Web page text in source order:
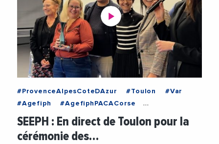
#ProvenceAlpesCoteDAzur #Toulon
#Var
#Agefiph
#AgefiphPACACorse
#AlexisTurpin
#Emploi
#EmploiFormation
#Handicap
#SEEPH #Videos
SEEPH : En direct de Toulon pour la
cérémonie des…